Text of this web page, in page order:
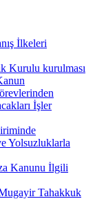
İlkeleri
Kurulu kurulması
İşler
Yolsuzluklarla
Kanunu İlgili
Tahakkuk